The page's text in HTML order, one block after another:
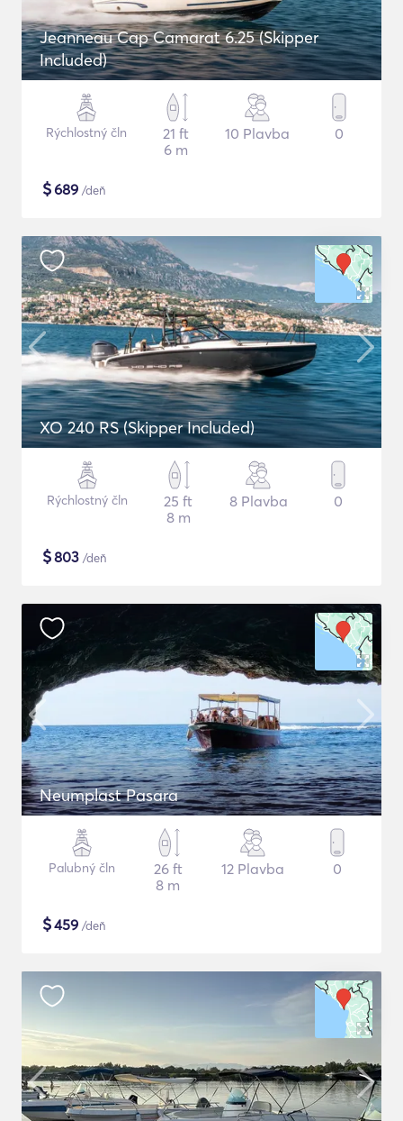
Jeanneau Cap Camarat 6.25 (Skipper
Included)
Rýchlostný čln
21 ft
6 m
10 Plavba 0
$689 /deň
XO 240 RS (Skipper Included)
Rýchlostný čln
25 ft
8 m
8 Plavba 0
$803 /deň
Neumplast Pasara
Palubný čln
26 ft
8 m
12 Plavba 0
$459 /deň